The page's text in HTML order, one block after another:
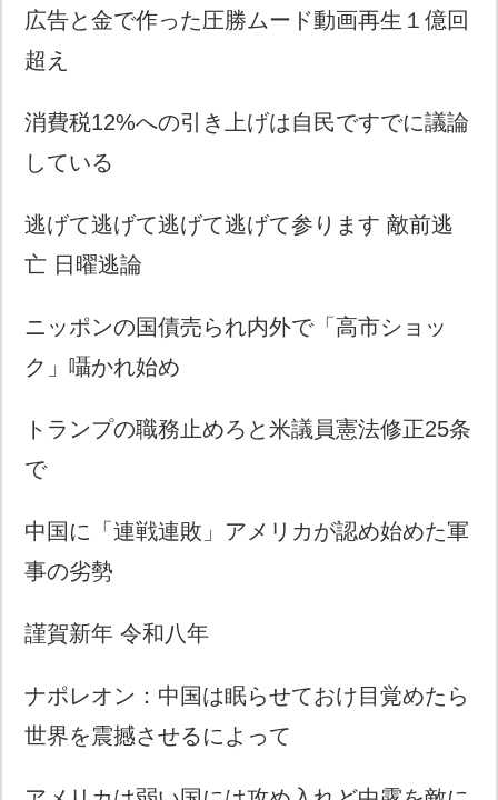
広告と金で作った圧勝ムード動画再生１億回
超え
消費税12%への引き上げは自民ですでに議論
している
逃げて逃げて逃げて逃げて参ります 敵前逃
亡 日曜逃論
ニッポンの国債売られ内外で「高市ショッ
ク」囁かれ始め
トランプの職務止めろと米議員憲法修正25条
で
中国に「連戦連敗」アメリカが認め始めた軍
事の劣勢
謹賀新年 令和八年
ナポレオン：中国は眠らせておけ目覚めたら
世界を震撼させるによって